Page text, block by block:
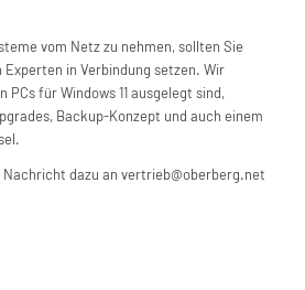
vom Netz zu nehmen, sollten Sie
in Verbindung setzen. Wir
PCs für Windows 11 ausgelegt sind,
Backup-Konzept und auch einem
dazu an vertrieb@oberberg.net